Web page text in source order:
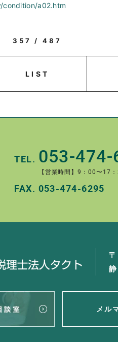
condition/a02.htm
357 / 487
LIST
TEL. 053-474-
【営業時間】9：00〜17
FAX. 053-474-6295
メル